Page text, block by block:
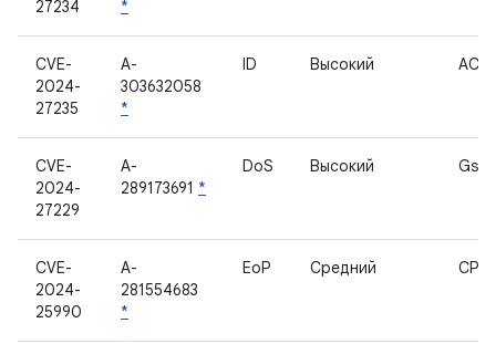
27234 *
CVE-
2024-
27235
A-
303632058
*
ID Высокий
CVE-
2024-
27229
A-
289173691 *
DoS Высокий
CVE-
2024-
25990
A-
281554683
*
EoP Средний CPIF